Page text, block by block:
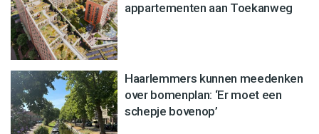
appartementen aan Toekanweg
Haarlemmers kunnen meedenken
over bomenplan: ‘Er moet een
schepje bovenop’